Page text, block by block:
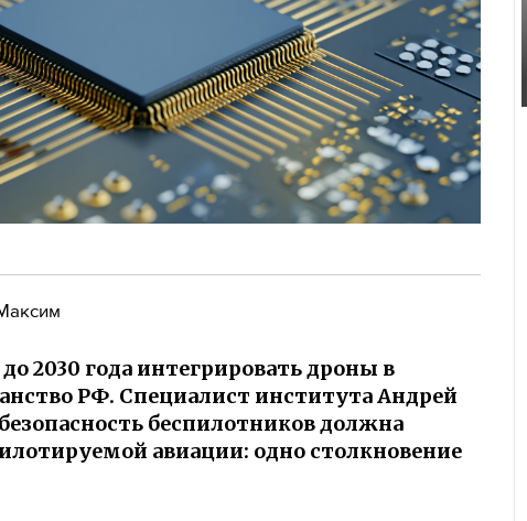
2030 года интегрировать дроны в
РФ. Специалист института Андрей
беспилотников должна
авиации: одно столкновение